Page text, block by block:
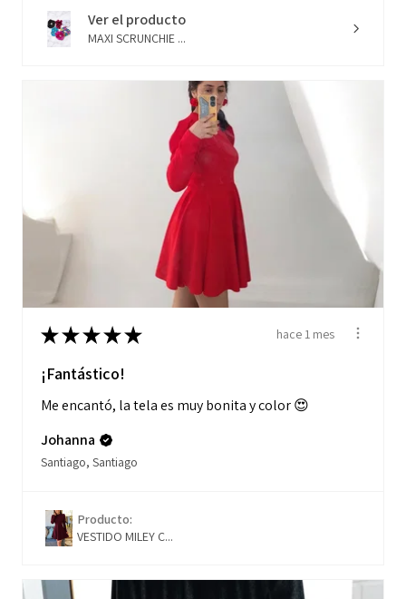
Ver el producto
MAXI SCRUNCHIE ...
★★★★★ hace 1 mes
¡Fantástico!
Me encantó, la tela es muy bonita y color 😍
Johanna
Santiago, Santiago
Producto:
VESTIDO MILEY C...